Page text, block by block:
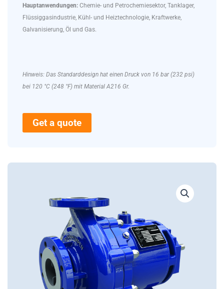
Hauptanwendungen: Chemie- und Petrochemiesektor, Tanklager,
Flüssiggasindustrie, Kühl- und Heiztechnologie, Kraftwerke,
Galvanisierung, Öl und Gas.
Hinweis: Das Standarddesign hat einen Druck von 16 bar (232 psi)
bei 120 °C (248 °F) mit Material A216 Gr.
Get a quote